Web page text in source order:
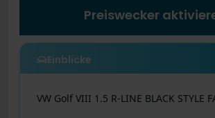
Preiswecker
Einblicke
VW Golf VIII 1.5 R-LINE BLACK STYLE FACELIFT